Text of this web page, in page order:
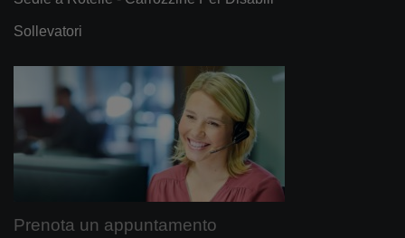
Sollevatori
Prenota un appuntamento